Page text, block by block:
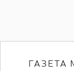
ГАЗЕТА